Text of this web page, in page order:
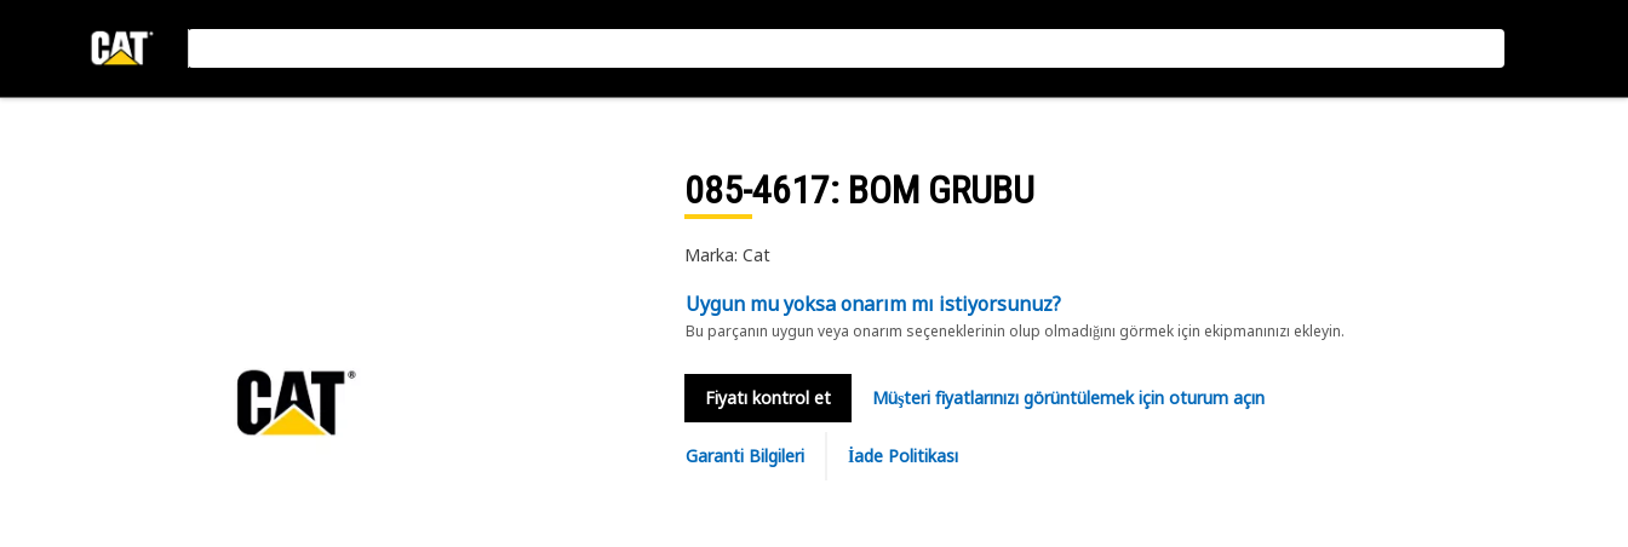
085-4617: BOM GRUBU
Marka: Cat
Uygun mu yoksa onarım mı istiyorsunuz?
Bu parçanın uygun veya onarım seçeneklerinin olup olmadığını görmek için ekipmanınızı ekleyin.
Fiyatı kontrol et Müşteri fiyatlarınızı görüntülemek için oturum açın
Garanti Bilgileri İade Politikası